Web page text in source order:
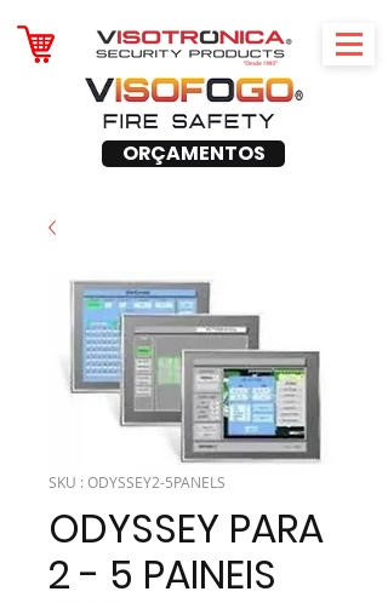
ORÇAMENTOS
SKU : ODYSSEY2-5PANELS
ODYSSEY PARA
2 - 5 PAINEIS